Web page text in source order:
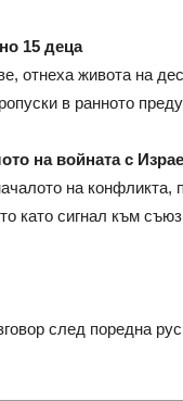
15 деца
отнеха живота на
в ранното
на войната с
на конфликта,
като сигнал към
след поредна